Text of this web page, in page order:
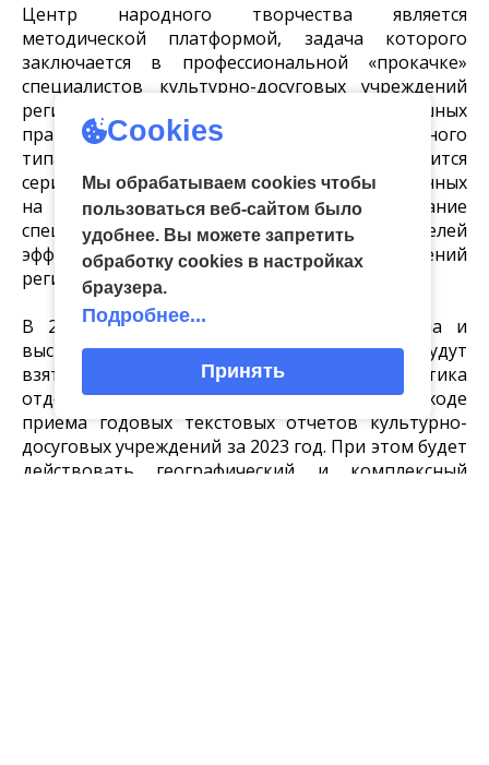
Центр народного творчества является
методической платформой, задача которого
заключается в профессиональной «прокачке»
специалистов культурно-досуговых учреждений
региона, выявлении и тиражировании успешных
практик в работе учреждений культуры клубного
типа. Ежегодно разрабатывается и проводится
серия методических мероприятий, направленных
на профессиональное совершенствование
специалистов и повышение показателей
эффективности культурно-досуговых учреждений
региона.
В 2024 году эта работа будет продолжена и
выстроена на новых принципах. За основу будут
взяты возможности, потребности, проблематика
отдельных учреждений, выявленных в ходе
приема годовых текстовых отчетов культурно-
досуговых учреждений за 2023 год. При этом будет
действовать географический и комплексный
Cookies
Мы обрабатываем cookies чтобы
пользоваться веб-сайтом было
удобнее. Вы можете запретить
обработку сookies в настройках
браузера.
Подробнее...
Принять